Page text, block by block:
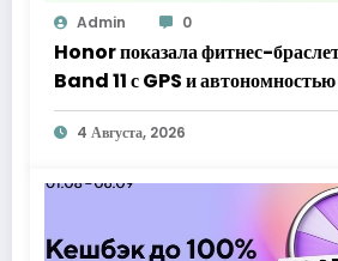
Admin 0
Honor показала фитнес-
Band 11 с GPS и
4 Августа, 2026